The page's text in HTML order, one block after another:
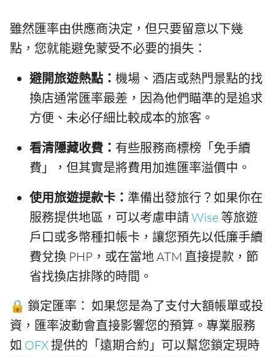
雖然匯率由供應商決定，但只要留意以下幾
點，您就能避免蒙受不必要的損失：
避開旅遊熱點： 機場、酒店或熱門景點的找
換店通常匯率最差，因為他們瞄準的是追求
方便、未必仔細比較成本的旅客。
看清隱藏收費： 有些服務商標榜「免手續
費」，但其實是將費用加進匯率溢價中。
使用旅遊提款卡： 準備出發旅行？如果你在
服務提供地區，可以考慮申請Wise 等旅遊
戶口或多幣種扣帳卡，讓您預先以低廉手續
費兌換 PHP，或在當地 ATM 直接提款，節
省找換店排隊的時間。
🔒 鎖定匯率： 如果您是為了支付大額帳單或投
資，匯率波動會直接影響您的預算。專業服務
如 OFX提供的「遠期合約」可以幫您鎖定現時